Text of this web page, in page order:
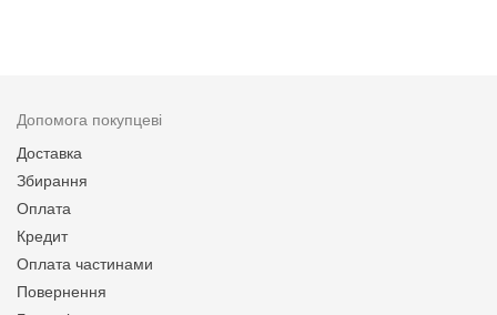
Допомога покупцеві
Доставка
Збирання
Оплата
Кредит
Оплата частинами
Повернення